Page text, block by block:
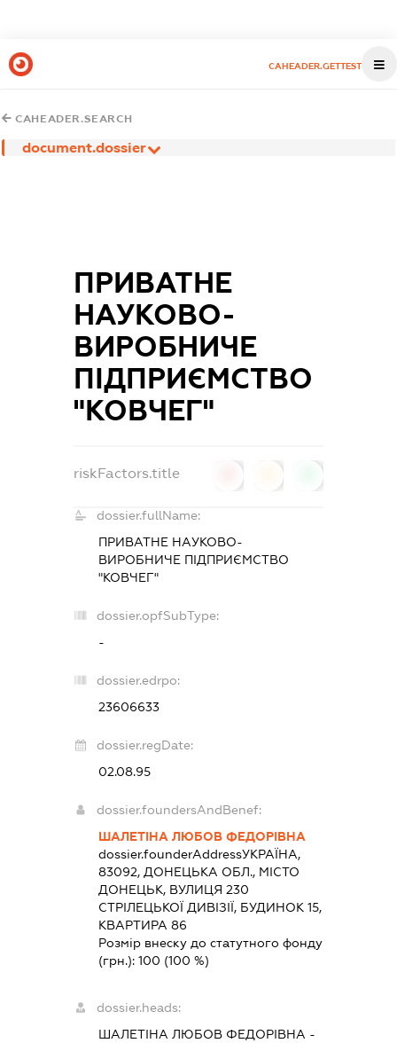
CAHEADER.GETTEST
CAHEADER.SEARCH
document.dossier
ПРИВАТНЕ
НАУКОВО-
ВИРОБНИЧЕ
ПІДПРИЄМСТВО
"КОВЧЕГ"
riskFactors.title
dossier.fullName:
ПРИВАТНЕ НАУКОВО-
ВИРОБНИЧЕ ПІДПРИЄМСТВО
"КОВЧЕГ"
dossier.opfSubType:
-
dossier.edrpo:
23606633
dossier.regDate:
02.08.95
dossier.foundersAndBenef:
ШАЛЕТІНА ЛЮБОВ ФЕДОРІВНА
dossier.founderAddressУКРАЇНА,
83092, ДОНЕЦЬКА ОБЛ., МІСТО
ДОНЕЦЬК, ВУЛИЦЯ 230
СТРІЛЕЦЬКОЇ ДИВІЗІЇ, БУДИНОК 15,
КВАРТИРА 86
Розмір внеску до статутного фонду
(грн.):100 (100 %)
dossier.heads:
ШАЛЕТІНА ЛЮБОВ ФЕДОРІВНА -